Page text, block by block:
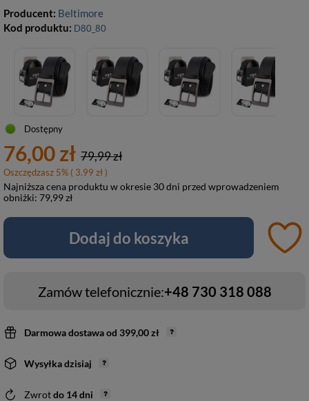
Producent: Beltimore
Kod produktu: D80_80
Dostępny
76,00 zł 79,99 zł
Oszczędzasz 5% ( 3.99 zł )
Najniższa cena produktu w okresie 30 dni przed wprowadzeniem
obniżki: 79,99 zł
Dodaj do koszyka
Zamów telefonicznie:+48 730 318 088
Darmowa dostawaod 399,00 zł
Wysyłkadzisiaj
Zwrotdo 14dni